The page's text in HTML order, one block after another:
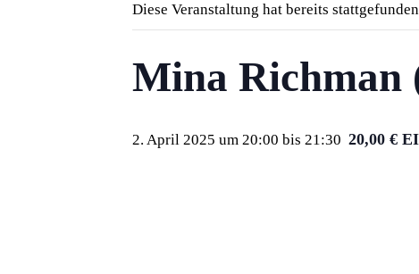
Diese Veranstaltung hat bereits
Mina Richman
2. April 2025 um 20:00 bis 21:30 20,00 €